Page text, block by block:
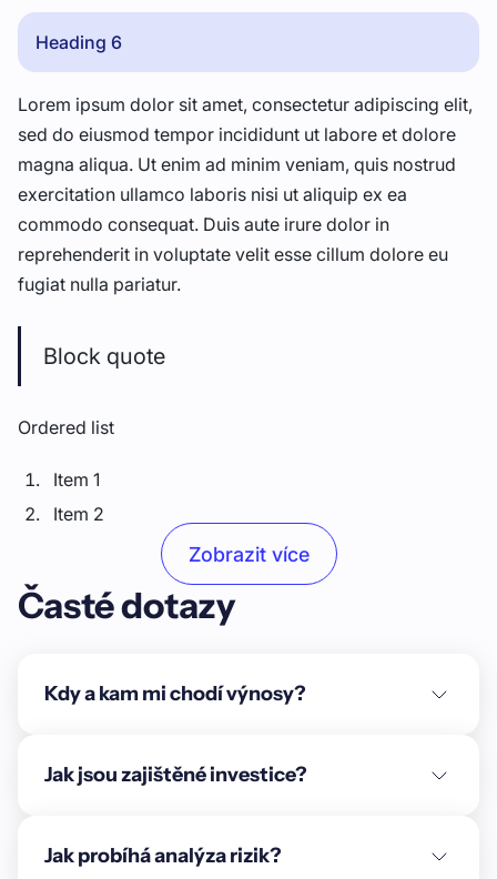
Heading 6
Lorem ipsum dolor sit amet, consectetur adipiscing elit,
sed do eiusmod tempor incididunt ut labore et dolore
magna aliqua. Ut enim ad minim veniam, quis nostrud
exercitation ullamco laboris nisi ut aliquip ex ea
commodo consequat. Duis aute irure dolor in
reprehenderit in voluptate velit esse cillum dolore eu
fugiat nulla pariatur.
Block quote
Ordered list
Item 1
Item 2
Unordered list
Item B
Text link
Emphasis
Zobrazit více
Časté dotazy
Kdy a kam mi chodí výnosy?
Jak jsou zajištěné investice?
Jak probíhá analýza rizik?